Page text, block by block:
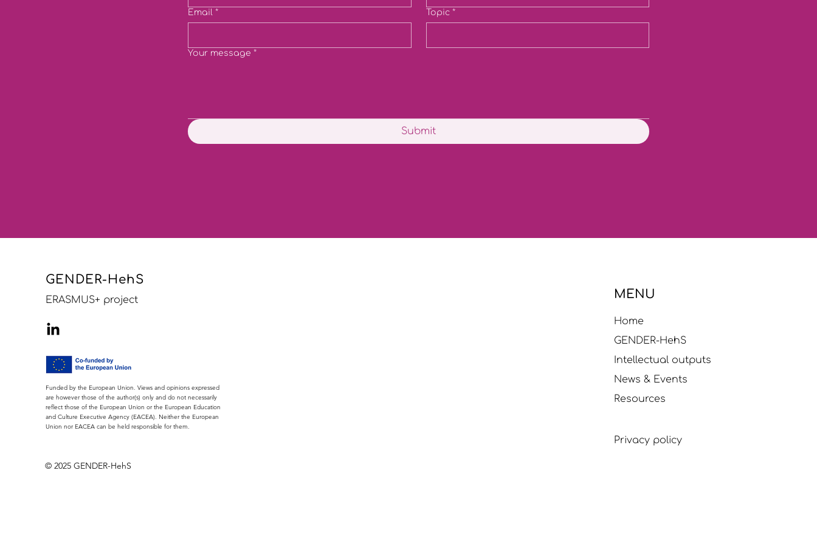
Email * Topic *
Your message *
Submit
GENDER-HehS
ERASMUS+ project
​Funded by the European Union. Views and opinions expressed
are however those of the author(s) only and do not necessarily
reflect those of the European Union or the European Education
and Culture Executive Agency (EACEA). Neither the European
Union nor EACEA can be held responsible for them.
© 2025 GENDER-HehS
MENU
Home
GENDER-HehS
Intellectual outputs
News & Events
Resources
Privacy policy